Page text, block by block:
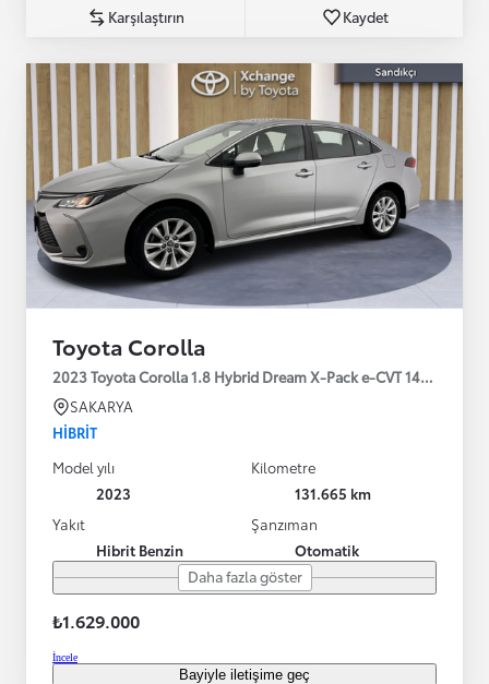
Karşılaştırın Kaydet
Toyota Corolla
2023 Toyota Corolla 1.8 Hybrid Dream X-Pack e-CVT 140HP
SAKARYA
HIBRIT
Model yılı
2023
Kilometre
131.665 km
Yakıt
Hibrit Benzin
Şanzıman
Otomatik
Daha fazla göster
₺1.629.000
İncele
Bayiyle iletişime geç